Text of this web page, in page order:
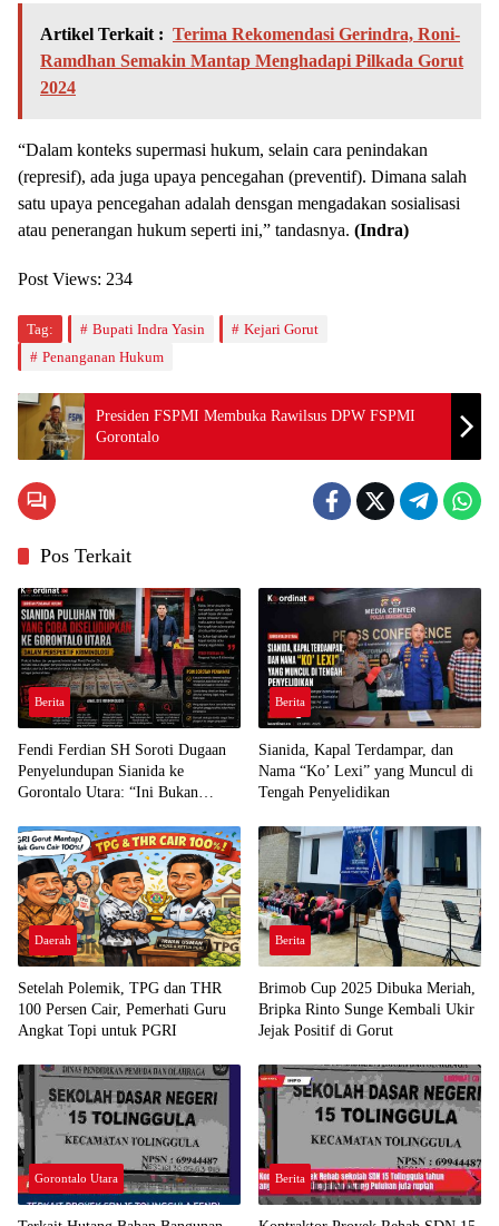
Artikel Terkait : Terima Rekomendasi Gerindra, Roni-
Ramdhan Semakin Mantap Menghadapi Pilkada Gorut
2024
“Dalam konteks supermasi hukum, selain cara penindakan
(represif), ada juga upaya pencegahan (preventif). Dimana salah
satu upaya pencegahan adalah densgan mengadakan sosialisasi
atau penerangan hukum seperti ini,” tandasnya. (Indra)
Post Views: 234
Tag: Bupati Indra Yasin
Kejari Gorut
Penanganan Hukum
Presiden FSPMI Membuka Rawilsus DPW FSPMI
Gorontalo
Pos Terkait
Berita
Fendi Ferdian SH Soroti Dugaan
Penyelundupan Sianida ke
Gorontalo Utara: “Ini Bukan
Berita
Sianida, Kapal Terdampar, dan
Nama “Ko’ Lexi” yang Muncul di
Tengah Penyelidikan
Daerah
Setelah Polemik, TPG dan THR
100 Persen Cair, Pemerhati Guru
Angkat Topi untuk PGRI
Berita
Brimob Cup 2025 Dibuka Meriah,
Bripka Rinto Sunge Kembali Ukir
Jejak Positif di Gorut
Gorontalo Utara Berita